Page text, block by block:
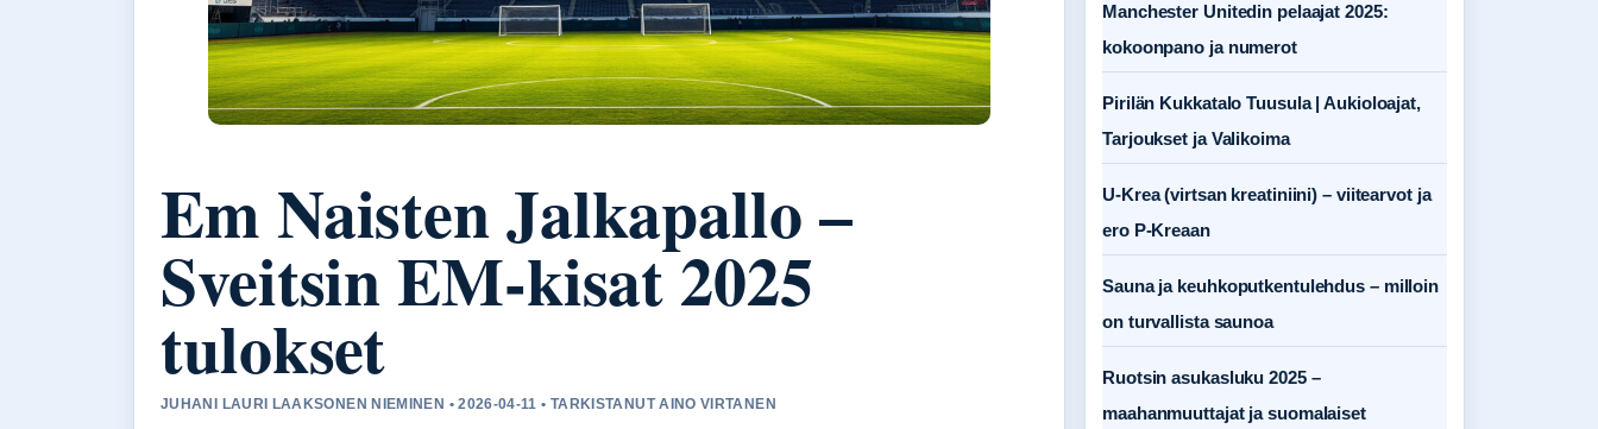
Em Naisten Jalkapallo –
Sveitsin EM-kisat 2025
tulokset
JUHANI LAURI LAAKSONEN NIEMINEN • 2026-04-11 • TARKISTANUT AINO VIRTANEN
Manchester Unitedin pelaajat 2025:
kokoonpano ja numerot
Pirilän Kukkatalo Tuusula | Aukioloajat,
Tarjoukset ja Valikoima
U-Krea (virtsan kreatiniini) – viitearvot ja
ero P-Kreaan
Sauna ja keuhkoputkentulehdus – milloin
on turvallista saunoa
Ruotsin asukasluku 2025 –
maahanmuuttajat ja suomalaiset